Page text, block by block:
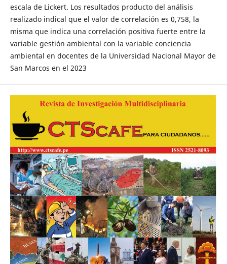
escala de Lickert. Los resultados producto del análisis
realizado indical que el valor de correlación es 0,758, la
misma que indica una correlación positiva fuerte entre la
variable gestión ambiental con la variable conciencia
ambiental en docentes de la Universidad Nacional Mayor de
San Marcos en el 2023